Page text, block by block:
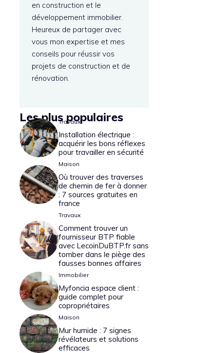
en construction et le
développement immobilier.
Heureux de partager avec
vous mon expertise et mes
conseils pour réussir vos
projets de construction et de
rénovation.
Les plus populaires
Travaux
Installation électrique :
acquérir les bons réflexes
pour travailler en sécurité
Maison
Où trouver des traverses
de chemin de fer à donner
: 7 sources gratuites en
france
Travaux
Comment trouver un
fournisseur BTP fiable
avec LecoinDuBTP.fr sans
tomber dans le piège des
fausses bonnes affaires
Immobilier
Myfoncia espace client :
guide complet pour
copropriétaires
Maison
Mur humide : 7 signes
révélateurs et solutions
efficaces